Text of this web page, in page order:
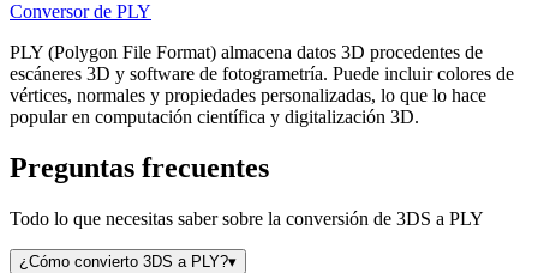
Conversor de PLY
PLY (Polygon File Format) almacena datos 3D procedentes de
escáneres 3D y software de fotogrametría. Puede incluir colores de
vértices, normales y propiedades personalizadas, lo que lo hace
popular en computación científica y digitalización 3D.
Preguntas frecuentes
Todo lo que necesitas saber sobre la conversión de 3DS a PLY
¿Cómo convierto 3DS a PLY?▾